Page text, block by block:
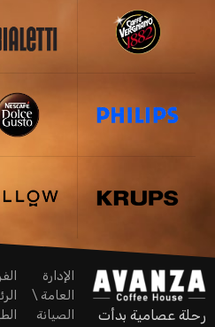
رحلة عصامية بدأت
الإدارة
العامة \
الصيانة